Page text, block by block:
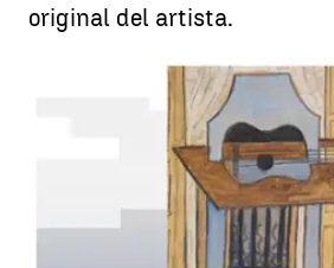
original del artista.